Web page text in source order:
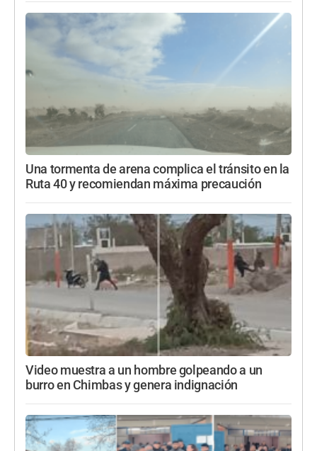
Una tormenta de arena complica el tránsito en la
Ruta 40 y recomiendan máxima precaución
Video muestra a un hombre golpeando a un
burro en Chimbas y genera indignación